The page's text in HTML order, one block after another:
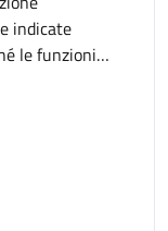
indicate
le funzioni
controllo
Enti,